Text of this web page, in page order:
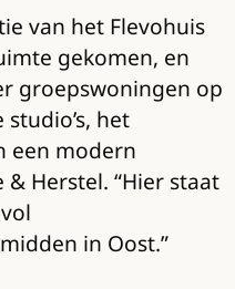
van het Flevohuis
gekomen, en
groepswoningen op
het
een modern
Herstel. “Hier staat
in Oost.”